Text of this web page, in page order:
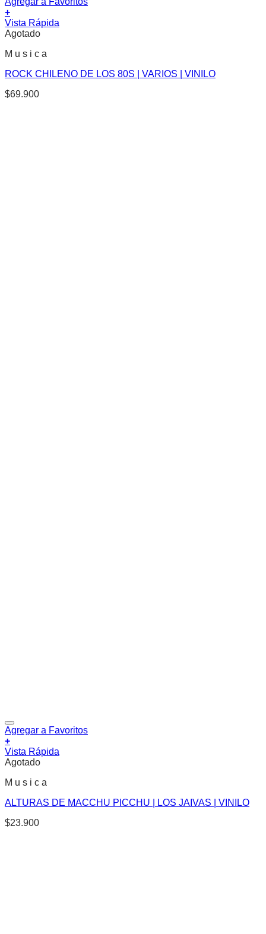
+
Vista Rápida
Agotado
M u s i c a
ROCK CHILENO DE LOS 80S | VARIOS | VINILO
$69.900
Agregar a Favoritos
+
Vista Rápida
Agotado
M u s i c a
ALTURAS DE MACCHU PICCHU | LOS JAIVAS | VINILO
$23.900